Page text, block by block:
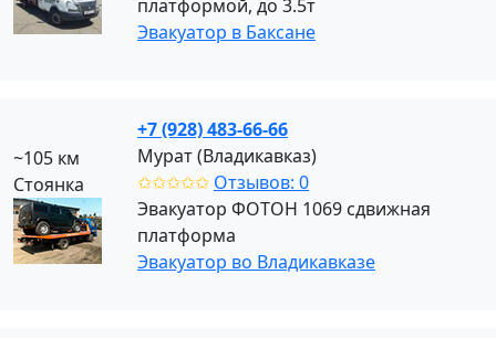
платформой, до 3.5т
Эвакуатор в Баксане
~105 км
Стоянка
+7 (928) 483-66-66
Мурат (Владикавказ)
✩✩✩✩✩ Отзывов: 0
Эвакуатор ФОТОН 1069 сдвижная
платформа
Эвакуатор во Владикавказе